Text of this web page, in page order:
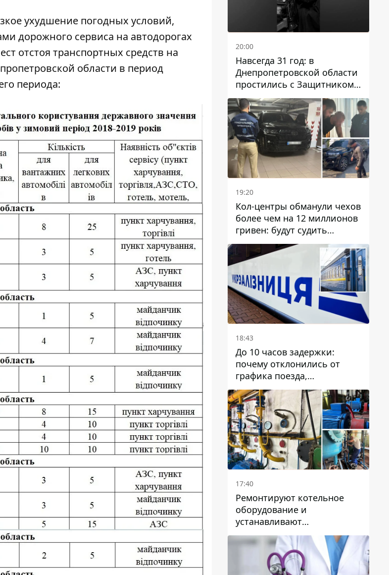
ухудшение погодных условий,
дорожного сервиса на автодорогах
отстоя транспортных средств на
области в период
периода:
20:00
Навсегда 31 год: в
Днепропетровской области
простились с Защитником
Александром Репиным
19:20
Кол-центры обманули чехов
более чем на 12 миллионов
гривен: будут судить
днепрянина,
организовавшего
транснациональную
преступную организацию
18:43
До 10 часов задержки:
почему отклонились от
графика поезда,
курсирующие через Днепр
и область
17:40
Ремонтируют котельное
оборудование и
устанавливают
генераторные установки:
как в Днепре готовятся к
отопительному сезону